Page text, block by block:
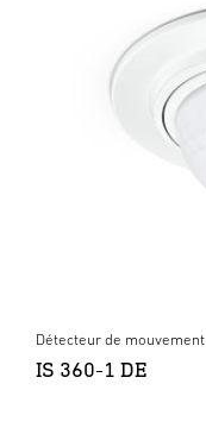
Détecteur de mouvement
IS 360-1 DE